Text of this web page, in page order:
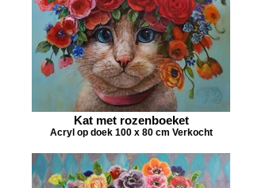
Kat met rozenboeket
Acryl op doek 100 x 80 cm Verkocht